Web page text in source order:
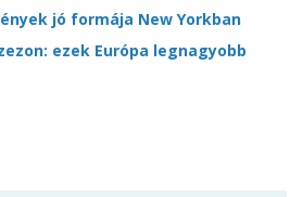
jó formája New Yorkban
ezek Európa legnagyobb